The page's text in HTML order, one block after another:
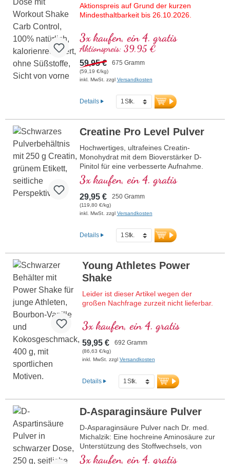
lebenswichtigen Mineral, bewährt,
zertifiziert und nachhaltig. Perfekt für
mehr Informationen zu Magnesium
Bisglycinat Pulver
Aktionspreis auf Grund der kurzen
Mindesthaltbarkeit bis 26.10.2026.
Die ultimative Formel für alle, die höchste
Ansprüche an ihr Workout-Produkt stellen!
Enthält das gesamte Spektrum
essenzieller Aminosäuren (EAAs) und
verzweigtkettiger Aminosäuren (BCAAs),
kombiniert mit Creatin für eine bessere
Unterstützung der Energieversorgung.
Ohne künstliche Zusätze, ohne künstliche
D-Pinitol für eine optimierte
Bioverfügbarkeit der Nährstoffe.
Entwickelt von Ärzten, produziert in
Deutschland – höchste Qualität für Ihr
Training.
Mehr Informationen zu Workout Carb
Control
3x kaufen, ein 4. gratis
Aktionspreis: 39,95 €
59,95 € 675 Gramm
(59,19 €/kg)
inkl. MwSt. zzgl Versandkosten
Details
Creatine Pro Level Pulver
Hochwertiges, ultrafeines Creatin-
Monohydrat mit dem Bioverstärker D-
Pinitol für eine verbesserte Aufnahme.
Unterstützt die körperliche
Leistungsfähigkeit bei intensiven
Trainingseinheiten und fördert die
Regeneration nach dem Sport. Perfekt
löslich, flexibel dosierbar. Vegan, ohne
Versiegelung – entwickelt von Ärzten und
in Deutschland produziert.
Level
3x kaufen, ein 4. gratis
29,95 € 250 Gramm
(119,80 €/kg)
inkl. MwSt. zzgl Versandkosten
Details
Young Athletes Power
Shake
Leider ist dieser Artikel wegen der
großen Nachfrage zurzeit nicht lieferbar.
Hochwertiger Protein-Shake mit allen
essenziellen Aminosäuren (EAAs) und
Muskelaminosäuren (BCAAs),
angereichert mit Creatin, D-Ribose
(Muskelzucker) und Acetyl-L-Carnitin,
Mineralstoffe und Spurenelemente mit
Calcium und Vitamin D für starke
Bourbon-Vanille. Entwickelt von Ärzten,
Mehr Informationen zu Young
Athletes Complete Shake
3x kaufen, ein 4. gratis
59,95 € 692 Gramm
(86,63 €/kg)
inkl. MwSt. zzgl Versandkosten
Details
D-Asparaginsäure Pulver
D-Asparaginsäure Pulver nach Dr. med.
Michalzik: Eine hochreine Aminosäure zur
Unterstützung des Stoffwechsels, von
Natur aus fruchtig-zitronig im Geschmack.
3x kaufen, ein 4. gratis